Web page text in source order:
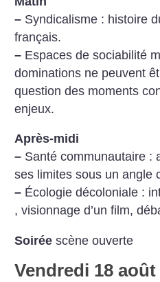
– Syndicalisme : histoire
français.
– Espaces de sociabilité
dominations ne peuvent
question des moments
enjeux.
Après-midi
– Santé communautaire :
ses limites sous un angle
– Écologie décoloniale :
, visionnage d’un film,
Soirée scène ouverte
Vendredi 18 août